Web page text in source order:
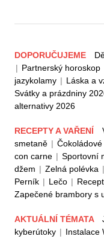
DOPORUČUJEME
| Partnerský horoskop
jazykolamy | Láska a
Svátky a prázdniny
alternativy 2026
RECEPTY A VAŘENÍ
smetaně |
con carne | Sportovní
džem | Zelná polévka |
Perník | Lečo |
Zapečené brambory s
AKTUÁLNÍ TÉMATA
kyberútoky | Instalace